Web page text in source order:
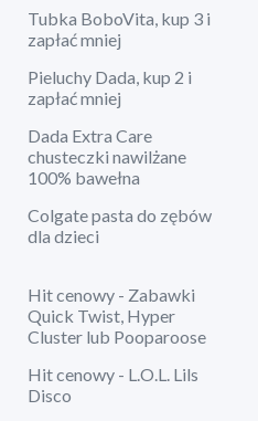
Tubka BoboVita, kup 3 i
zapłać mniej
Pieluchy Dada, kup 2 i
zapłać mniej
Dada Extra Care
chusteczki nawilżane
100% bawełna
Colgate pasta do zębów
dla dzieci
Hit cenowy - Zabawki
Quick Twist, Hyper
Cluster lub Pooparoose
Hit cenowy - L.O.L. Lils
Disco